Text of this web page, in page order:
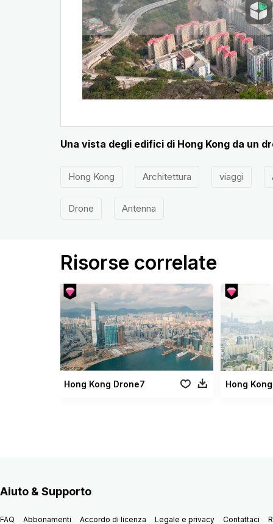
Una vista degli edifici di Hong Kong da un
Hong Kong Architettura viaggi
Drone Antenna
Risorse correlate
Hong Kong Drone7 Hong
Aiuto & Supporto
FAQ Abbonamenti Accordo di licenza Legale e privacy Contattaci